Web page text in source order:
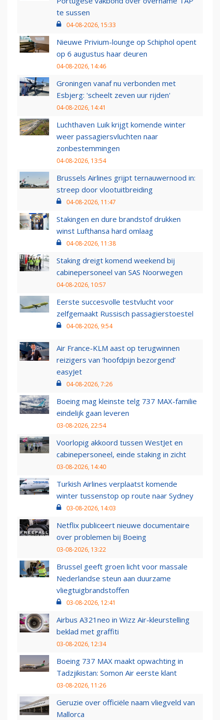
te sussen
04-08-2026, 15:33
Nieuwe Privium-lounge op Schiphol opent
op 6 augustus haar deuren
04-08-2026, 14:46
Groningen vanaf nu verbonden met
Esbjerg: 'scheelt zeven uur rijden'
04-08-2026, 14:41
Luchthaven Luik krijgt komende winter
weer passagiersvluchten naar
zonbestemmingen
04-08-2026, 13:54
Brussels Airlines grijpt ternauwernood in:
streep door vlootuitbreiding
04-08-2026, 11:47
Stakingen en dure brandstof drukken
winst Lufthansa hard omlaag
04-08-2026, 11:38
Staking dreigt komend weekend bij
cabinepersoneel van SAS Noorwegen
04-08-2026, 10:57
Eerste succesvolle testvlucht voor
zelfgemaakt Russisch passagierstoestel
04-08-2026, 9:54
Air France-KLM aast op terugwinnen
reizigers van ‘hoofdpijn bezorgend’
easyJet
04-08-2026, 7:26
Boeing mag kleinste telg 737 MAX-familie
eindelijk gaan leveren
03-08-2026, 22:54
Voorlopig akkoord tussen WestJet en
cabinepersoneel, einde staking in zicht
03-08-2026, 14:40
Turkish Airlines verplaatst komende
winter tussenstop op route naar Sydney
03-08-2026, 14:03
Netflix publiceert nieuwe documentaire
over problemen bij Boeing
03-08-2026, 13:22
Brussel geeft groen licht voor massale
Nederlandse steun aan duurzame
vliegtuigbrandstoffen
03-08-2026, 12:41
Airbus A321neo in Wizz Air-kleurstelling
beklad met graffiti
03-08-2026, 12:34
Boeing 737 MAX maakt opwachting in
Tadzjikistan: Somon Air eerste klant
03-08-2026, 11:26
Geruzie over officiële naam vliegveld van
Mallorca